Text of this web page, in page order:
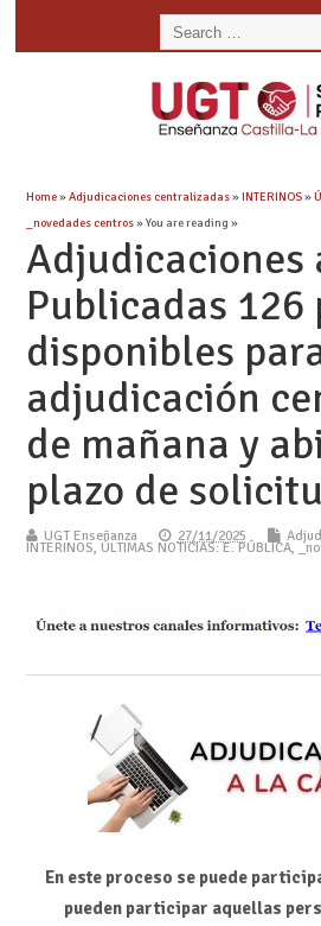
Home»Adjudicaciones centralizadas»INTERINOS»
_novedades centros» You are reading »
Adjudicaciones
Publicadas 126
disponibles
adjudicación
de mañana y
plazo de
UGT Enseñanza 27/11/2025
INTERINOS, ÚLTIMAS NOTICIAS: E. PÚBLICA,
En este proceso se puede
pueden participar aquellas